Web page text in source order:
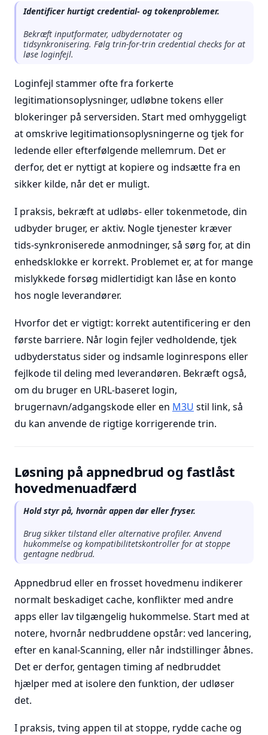
Identificer hurtigt credential- og tokenproblemer.
Bekræft inputformater, udbydernotater og
tidsynkronisering. Følg trin-for-trin credential checks for at
løse loginfejl.
Loginfejl stammer ofte fra forkerte
legitimationsoplysninger, udløbne tokens eller
blokeringer på serversiden. Start med omhyggeligt
at omskrive legitimationsoplysningerne og tjek for
ledende eller efterfølgende mellemrum. Det er
derfor, det er nyttigt at kopiere og indsætte fra en
sikker kilde, når det er muligt.
I praksis, bekræft at udløbs- eller tokenmetode, din
udbyder bruger, er aktiv. Nogle tjenester kræver
tids-synkroniserede anmodninger, så sørg for, at din
enhedsklokke er korrekt. Problemet er, at for mange
mislykkede forsøg midlertidigt kan låse en konto
hos nogle leverandører.
Hvorfor det er vigtigt: korrekt autentificering er den
første barriere. Når login fejler vedholdende, tjek
udbyderstatus sider og indsamle loginrespons eller
fejlkode til deling med leverandøren. Bekræft også,
om du bruger en URL-baseret login,
brugernavn/adgangskode eller en M3U stil link, så
du kan anvende de rigtige korrigerende trin.
Løsning på appnedbrud og fastlåst
hovedmenuadfærd
Hold styr på, hvornår appen dør eller fryser.
Brug sikker tilstand eller alternative profiler. Anvend
hukommelse og kompatibilitetskontroller for at stoppe
gentagne nedbrud.
Appnedbrud eller en frosset hovedmenu indikerer
normalt beskadiget cache, konflikter med andre
apps eller lav tilgængelig hukommelse. Start med at
notere, hvornår nedbruddene opstår: ved lancering,
efter en kanal-Scanning, eller når indstillinger åbnes.
Det er derfor, gentagen timing af nedbruddet
hjælper med at isolere den funktion, der udløser
det.
I praksis, tving appen til at stoppe, rydde cache og